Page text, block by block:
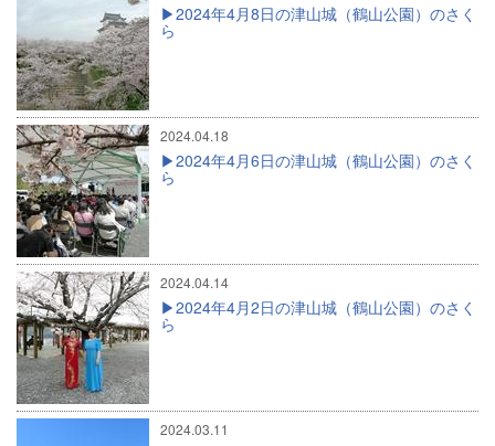
2024年4月8日の津山城（鶴山公園）のさく
ら
2024.04.18
2024年4月6日の津山城（鶴山公園）のさく
ら
2024.04.14
2024年4月2日の津山城（鶴山公園）のさく
ら
2024.03.11